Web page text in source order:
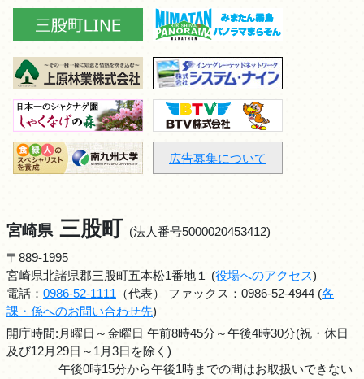
広告募集について
宮崎県 三股町 (法人番号5000020453412)
〒889-1995
宮崎県北諸県郡三股町五本松1番地１ (役場へのアクセス)
電話： 0986-52-1111 （代表） ファックス：0986-52-4944 (各
課・係へのお問い合わせ先)
開庁時間:月曜日～金曜日 午前8時45分～午後4時30分(祝・休日
及び12月29日～1月3日を除く)
午後0時15分から午後1時までの間はお取扱いできない